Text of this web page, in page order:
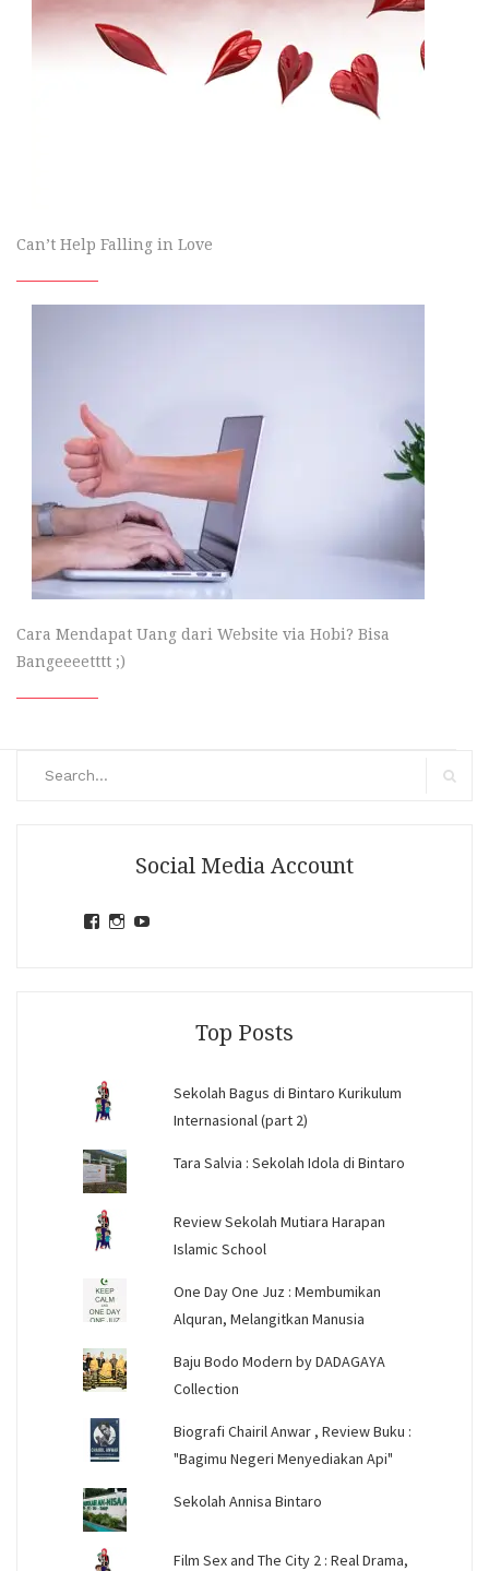
Can’t Help Falling in Love
Cara Mendapat Uang dari Website via Hobi? Bisa
Bangeeeetttt ;)
Social Media Account
ViewView
Top Posts
Sekolah Bagus di Bintaro Kurikulum
Internasional (part 2)
Tara Salvia : Sekolah Idola di Bintaro
Review Sekolah Mutiara Harapan
Islamic School
One Day One Juz : Membumikan
Alquran, Melangitkan Manusia
Baju Bodo Modern by DADAGAYA
Collection
Biografi Chairil Anwar , Review Buku :
"Bagimu Negeri Menyediakan Api"
Sekolah Annisa Bintaro
Film Sex and The City 2 : Real Drama,